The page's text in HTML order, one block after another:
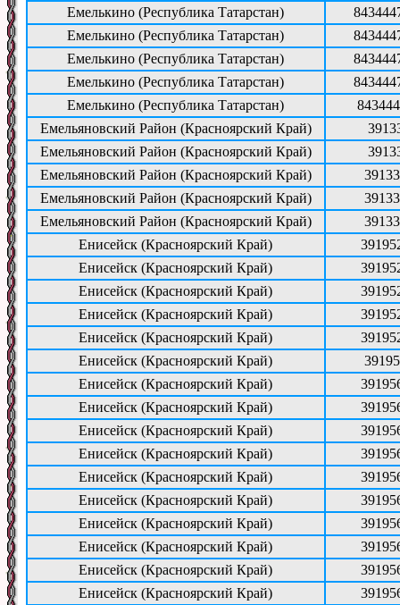
Емелькино (Республика Татарстан)
Емелькино (Республика Татарстан)
Емелькино (Республика Татарстан)
Емелькино (Республика Татарстан)
Емелькино (Республика Татарстан)
Емельяновский Район (Красноярский Край)
Емельяновский Район (Красноярский Край)
Емельяновский Район (Красноярский Край)
Емельяновский Район (Красноярский Край)
Емельяновский Район (Красноярский Край)
Енисейск (Красноярский Край)
Енисейск (Красноярский Край)
Енисейск (Красноярский Край)
Енисейск (Красноярский Край)
Енисейск (Красноярский Край)
Енисейск (Красноярский Край)
Енисейск (Красноярский Край)
Енисейск (Красноярский Край)
Енисейск (Красноярский Край)
Енисейск (Красноярский Край)
Енисейск (Красноярский Край)
Енисейск (Красноярский Край)
Енисейск (Красноярский Край)
Енисейск (Красноярский Край)
Енисейск (Красноярский Край)
Енисейск (Красноярский Край)